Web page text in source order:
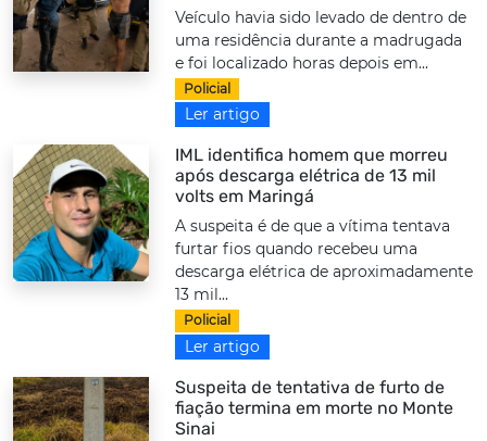
Veículo havia sido levado de dentro de
uma residência durante a madrugada
e foi localizado horas depois em...
Policial
Ler artigo
IML identifica homem que morreu
após descarga elétrica de 13 mil
volts em Maringá
A suspeita é de que a vítima tentava
furtar fios quando recebeu uma
descarga elétrica de aproximadamente
13 mil...
Policial
Ler artigo
Suspeita de tentativa de furto de
fiação termina em morte no Monte
Sinai